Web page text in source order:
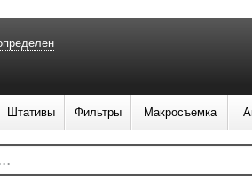
Штативы Фильтры Макросъемка